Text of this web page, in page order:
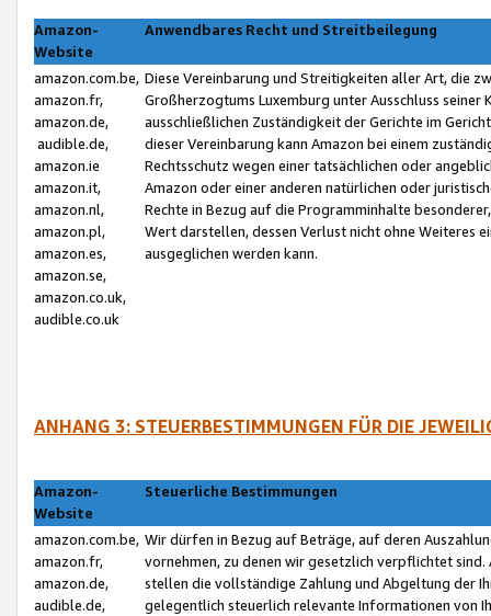
Amazon-
Website
Anwendbares Recht und Streitbeilegung
amazon.com.be,
amazon.fr,
amazon.de,
audible.de,
amazon.ie
amazon.it,
amazon.nl,
amazon.pl,
amazon.es,
amazon.se,
amazon.co.uk,
audible.co.uk
Diese Vereinbarung und Streitigkeiten aller Art, die
Großherzogtums Luxemburg unter Ausschluss
ausschließlichen Zuständigkeit der Gerichte im
dieser Vereinbarung kann Amazon bei einem
Rechtsschutz wegen einer tatsächlichen oder
Amazon oder einer anderen natürlichen oder
Rechte in Bezug auf die Programminhalte
Wert darstellen, dessen Verlust nicht ohne Weiteres
ausgeglichen werden kann.
ANHANG 3: STEUERBESTIMMUNGEN FÜR DIE
Amazon-
Website
Steuerliche Bestimmungen
amazon.com.be,
amazon.fr,
amazon.de,
audible.de,
Wir dürfen in Bezug auf Beträge, auf deren
vornehmen, zu denen wir gesetzlich verpflichtet
stellen die vollständige Zahlung und Abgeltung der
gelegentlich steuerlich relevante Informationen von